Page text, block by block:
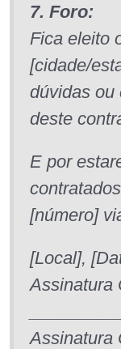
7. Foro:
Fica eleito
[cidade/
dúvidas ou
deste
E por
[número]
[Local],
Assinatura
Assinatura